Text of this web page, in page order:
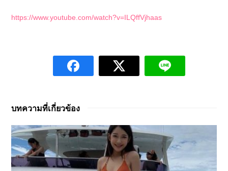
https://www.youtube.com/watch?v=ILQffVjhaas
บทความที่เกี่ยวข้อง